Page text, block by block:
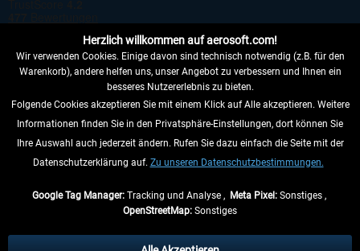
VERTRAG WIDERRUFEN
INFORMATIONEN
anders beschrieben.
Herzlich willkommen auf aerosoft.com!
Wir verwenden Cookies. Einige davon sind technisch notwendig (z.B. für den
Warenkorb), andere helfen uns, unser Angebot zu verbessern und Ihnen ein
besseres Nutzererlebnis zu bieten.
Folgende Cookies akzeptieren Sie mit einem Klick auf Alle akzeptieren. Weitere
Informationen finden Sie in den Privatsphäre-Einstellungen, dort können Sie
Ihre Auswahl auch jederzeit ändern. Rufen Sie dazu einfach die Seite mit der
Datenschutzerklärung auf. Zu unseren Datenschutzbestimmungen.
Google Tag Manager:Tracking und Analyse , Meta Pixel:Sonstiges ,
OpenStreetMap: Sonstiges